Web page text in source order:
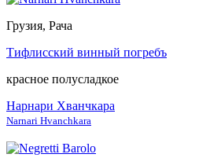
Грузия, Рача
Тифлисский винный погребъ
красное полусладкое
Нарнари Хванчкара
Narnari Hvanchkara